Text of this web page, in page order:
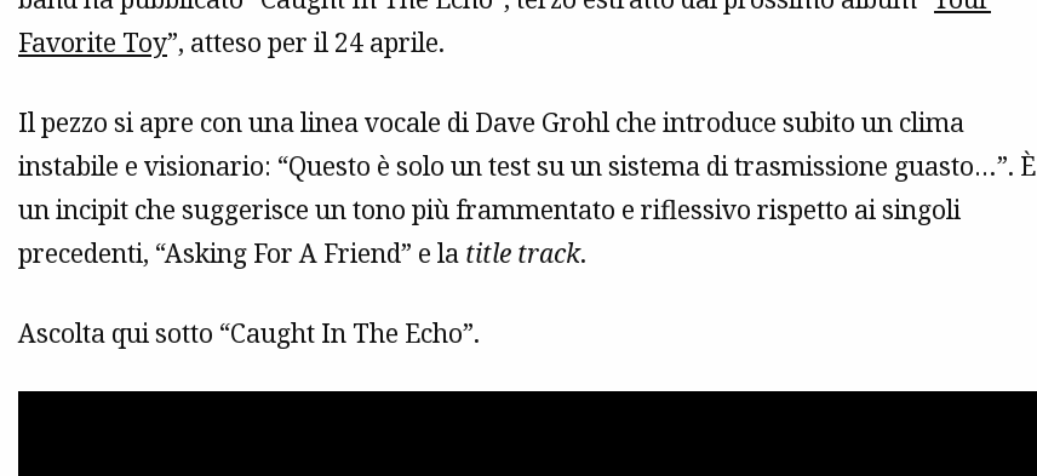
Favorite Toy”, atteso per il 24 aprile.
Il pezzo si apre con una linea vocale di Dave Grohl che introduce subito un clima
instabile e visionario: “Questo è solo un test su un sistema di trasmissione guasto…”. È
un incipit che suggerisce un tono più frammentato e riflessivo rispetto ai singoli
precedenti, “Asking For A Friend” e la title track.
Ascolta qui sotto “Caught In The Echo”.